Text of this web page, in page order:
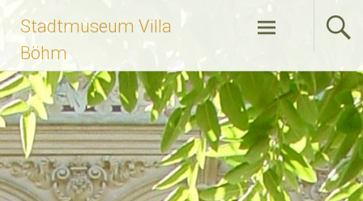
Inhalt
springen
Stadtmuseum Villa
Böhm